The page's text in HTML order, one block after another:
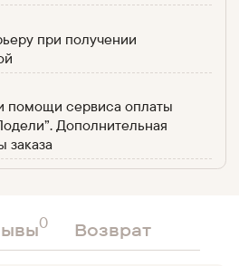
при получении
помощи сервиса оплаты
Дополнительная
заказа
0 Возврат